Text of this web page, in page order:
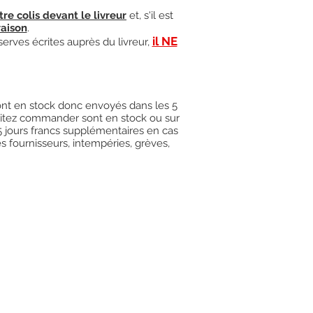
colis devant le livreur et, s'il est
.
écrites auprès du livreur, il NE
en stock donc envoyés dans les 5
commander sont en stock ou sur
francs supplémentaires en cas
fournisseurs, intempéries, grèves,